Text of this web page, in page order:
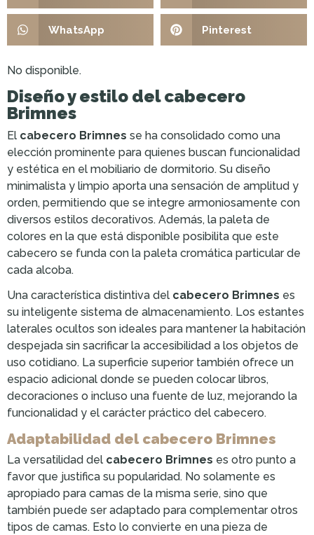
WhatsApp Pinterest
No disponible.
Diseño y estilo del cabecero
Brimnes
El cabecero Brimnes se ha consolidado como una
elección prominente para quienes buscan funcionalidad
y estética en el mobiliario de dormitorio. Su diseño
minimalista y limpio aporta una sensación de amplitud y
orden, permitiendo que se integre armoniosamente con
diversos estilos decorativos. Además, la paleta de
colores en la que está disponible posibilita que este
cabecero se funda con la paleta cromática particular de
cada alcoba.
Una característica distintiva del cabecero Brimnes es
su inteligente sistema de almacenamiento. Los estantes
laterales ocultos son ideales para mantener la habitación
despejada sin sacrificar la accesibilidad a los objetos de
uso cotidiano. La superficie superior también ofrece un
espacio adicional donde se pueden colocar libros,
decoraciones o incluso una fuente de luz, mejorando la
funcionalidad y el carácter práctico del cabecero.
Adaptabilidad del cabecero Brimnes
La versatilidad del cabecero Brimnes es otro punto a
favor que justifica su popularidad. No solamente es
apropiado para camas de la misma serie, sino que
también puede ser adaptado para complementar otros
tipos de camas. Esto lo convierte en una pieza de